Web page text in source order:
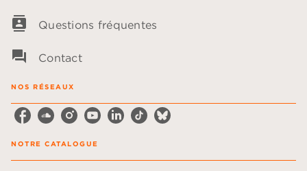
contacts Questions fréquentes
question_answer Contact
NOS RÉSEAUX
NOTRE CATALOGUE